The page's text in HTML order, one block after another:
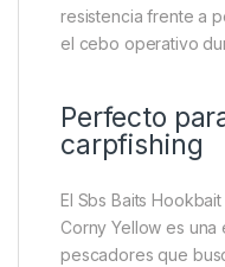
resistencia frente a
el cebo operativo
Perfecto
carpfishing
El Sbs Baits
Corny Yellow es
pescadores que